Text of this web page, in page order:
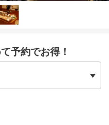
予約でお得！